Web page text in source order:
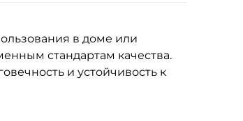
в доме или
стандартам качества.
и устойчивость к